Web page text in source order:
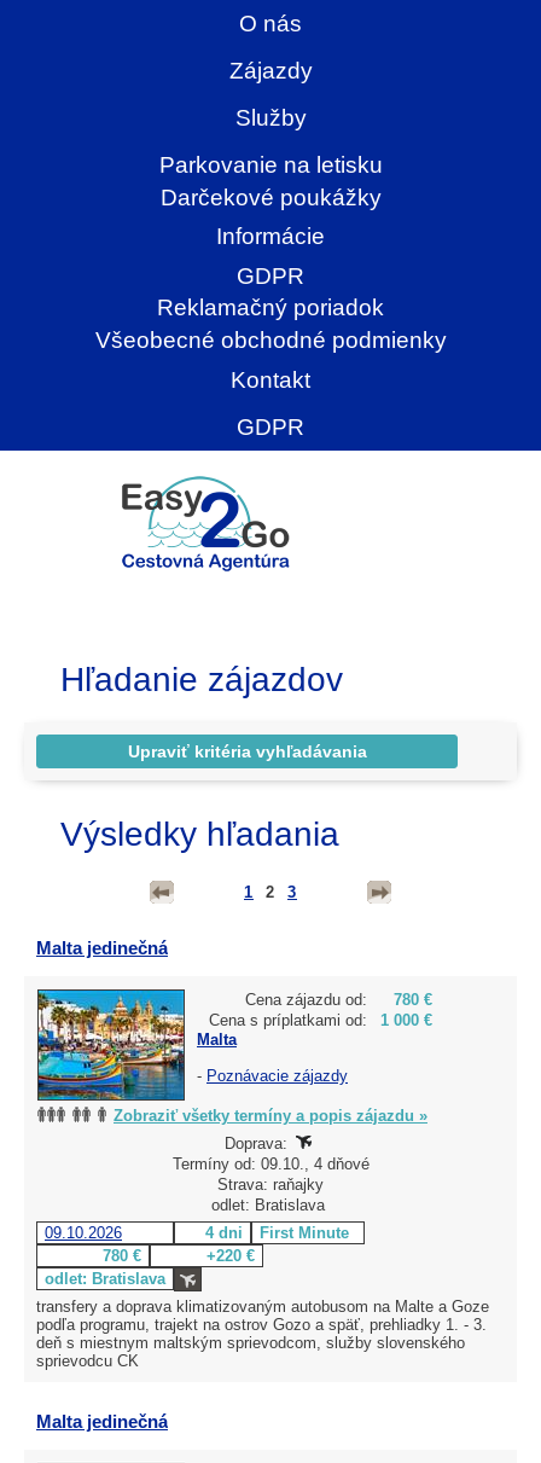
O nás
Zájazdy
Služby
Parkovanie na letisku
Darčekové poukážky
Informácie
GDPR
Reklamačný poriadok
Všeobecné obchodné podmienky
Kontakt
GDPR
Hľadanie zájazdov
Výsledky hľadania
1 2 3
Malta jedinečná
Cena zájazdu od:
780 €
Cena s príplatkami od:
1 000 €
Malta
- Poznávacie zájazdy
Zobraziť všetky termíny a popis zájazdu »
Doprava:
Termíny od: 09.10., 4 dňové
Strava: raňajky
odlet: Bratislava
09.10.2026
4 dni
First Minute
780 €
+220 €
odlet: Bratislava
transfery a doprava klimatizovaným autobusom na Malte a Goze
podľa programu, trajekt na ostrov Gozo a späť, prehliadky 1. - 3.
deň s miestnym maltským sprievodcom, služby slovenského
sprievodcu CK
Malta jedinečná